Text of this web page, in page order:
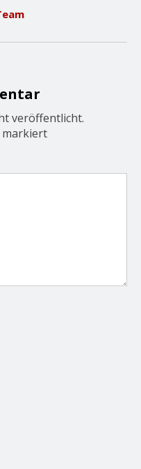
veröffentlicht.
markiert